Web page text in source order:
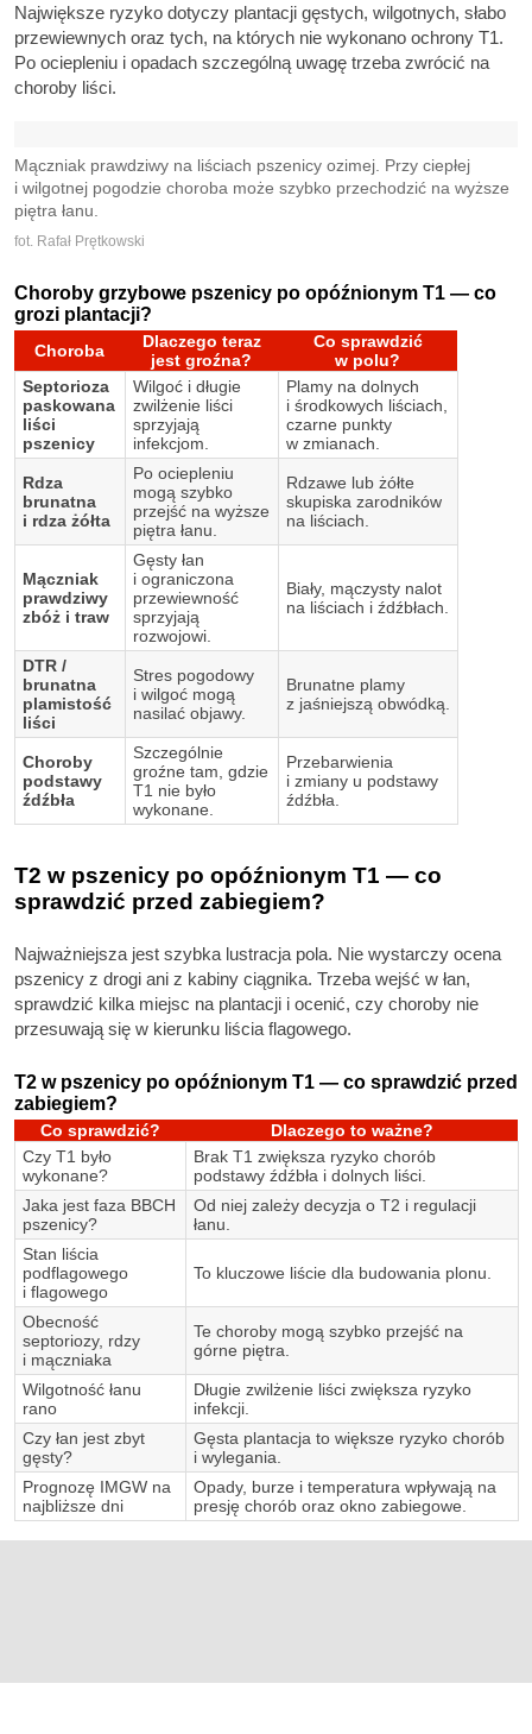
Największe ryzyko dotyczy plantacji gęstych, wilgotnych, słabo
przewiewnych oraz tych, na których nie wykonano ochrony T1.
Po ociepleniu i opadach szczególną uwagę trzeba zwrócić na
choroby liści.
Mączniak prawdziwy na liściach pszenicy ozimej. Przy ciepłej
i wilgotnej pogodzie choroba może szybko przechodzić na wyższe
piętra łanu.
fot. Rafał Prętkowski
Choroby grzybowe pszenicy po opóźnionym T1 — co
grozi plantacji?
Choroba
Dlaczego teraz
jest groźna?
Co sprawdzić
w polu?
Septorioza
paskowana
liści
pszenicy
Wilgoć i długie
zwilżenie liści
sprzyjają
infekcjom.
Plamy na dolnych
i środkowych liściach,
czarne punkty
w zmianach.
Rdza
brunatna
i rdza żółta
Po ociepleniu
mogą szybko
przejść na wyższe
piętra łanu.
Rdzawe lub żółte
skupiska zarodników
na liściach.
Mączniak
prawdziwy
zbóż i traw
Gęsty łan
i ograniczona
przewiewność
sprzyjają
rozwojowi.
Biały, mączysty nalot
na liściach i źdźbłach.
DTR /
brunatna
plamistość
liści
Stres pogodowy
i wilgoć mogą
nasilać objawy.
Brunatne plamy
z jaśniejszą obwódką.
Choroby
podstawy
źdźbła
Szczególnie
groźne tam, gdzie
T1 nie było
wykonane.
Przebarwienia
i zmiany u podstawy
źdźbła.
T2 w pszenicy po opóźnionym T1 — co
sprawdzić przed zabiegiem?
Najważniejsza jest szybka lustracja pola. Nie wystarczy ocena
pszenicy z drogi ani z kabiny ciągnika. Trzeba wejść w łan,
sprawdzić kilka miejsc na plantacji i ocenić, czy choroby nie
przesuwają się w kierunku liścia flagowego.
T2 w pszenicy po opóźnionym T1 — co sprawdzić przed
zabiegiem?
Co sprawdzić?
Dlaczego to ważne?
Czy T1 było
wykonane?
Brak T1 zwiększa ryzyko chorób
podstawy źdźbła i dolnych liści.
Jaka jest faza BBCH
pszenicy?
Od niej zależy decyzja o T2 i regulacji
łanu.
Stan liścia
podflagowego
i flagowego
To kluczowe liście dla budowania plonu.
Obecność
septoriozy, rdzy
i mączniaka
Te choroby mogą szybko przejść na
górne piętra.
Wilgotność łanu
rano
Długie zwilżenie liści zwiększa ryzyko
infekcji.
Czy łan jest zbyt
gęsty?
Gęsta plantacja to większe ryzyko chorób
i wylegania.
Prognozę IMGW na
najbliższe dni
Opady, burze i temperatura wpływają na
presję chorób oraz okno zabiegowe.